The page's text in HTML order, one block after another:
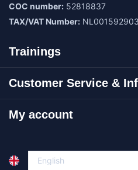
COC number: 52818837
TAX/VAT Number:
Trainings
Customer Service &
My account